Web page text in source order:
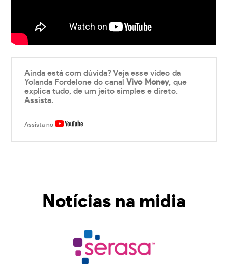
Ainda está com dúvida? Veja esse vídeo da
Yolanda Fordelone do canalVivo Money, que
explica tudo, de um jeito simples e direto.
Assista.
Assista no
Notícias na midia